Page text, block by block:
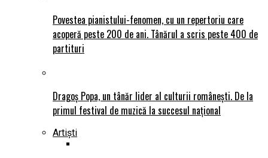
Povestea pianistului-fenomen, cu un repertoriu care
acoperă peste 200 de ani. Tânărul a scris peste 400 de
partituri
Dragoș Popa, un tânăr lider al culturii românești. De la
primul festival de muzică la succesul național
Artiști